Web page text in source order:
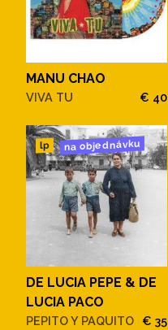
MANU CHAO
VIVA TU € 40
lp na objednávku
DE LUCIA PEPE & DE
LUCIA PACO
PEPITO Y PAQUITO € 35